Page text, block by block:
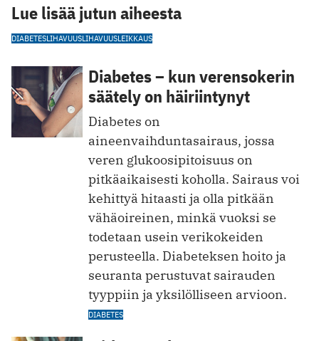
Lue lisää jutun aiheesta
DIABETESLIHAVUUSLIHAVUUSLEIKKAUS
Diabetes – kun verensokerin
säätely on häiriintynyt
Diabetes on
aineenvaihduntasairaus, jossa
veren glukoosipitoisuus on
pitkäaikaisesti koholla. Sairaus voi
kehittyä hitaasti ja olla pitkään
vähäoireinen, minkä vuoksi se
todetaan usein verikokeiden
perusteella. Diabeteksen hoito ja
seuranta perustuvat sairauden
tyyppiin ja yksilölliseen arvioon.
DIABETES